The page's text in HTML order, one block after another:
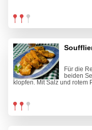
Für die
beiden
klopfen. Mit Salz und rotem